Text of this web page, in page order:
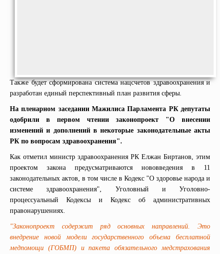
Также будет сформирована система нацсчетов здравоохранения и
разработан единый перспективный план развития сферы.
На пленарном заседании Мажилиса Парламента РК депутаты
одобрили в первом чтении законопроект "О внесении
изменений и дополнений в некоторые законодательные акты
РК по вопросам здравоохранения".
Как отметил министр здравоохранения РК Елжан Биртанов, этим
проектом закона предусматриваются нововведения в 11
законодательных актов, в том числе в Кодекс "О здоровье народа и
системе здравоохранения", Уголовный и Уголовно-
процессуальный Кодексы и Кодекс об административных
правонарушениях.
"Законопроект содержит ряд основных направлений. Это
внедрение новой модели государственного объема бесплатной
медпомощи (ГОБМП) и пакета обязательного медстрахования